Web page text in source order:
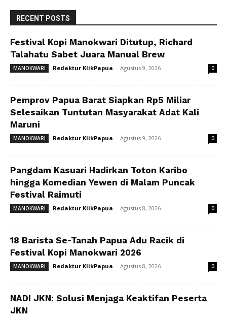
RECENT POSTS
Festival Kopi Manokwari Ditutup, Richard
Talahatu Sabet Juara Manual Brew
MANOKWARI Redaktur KlikPapua - Agustus 9, 2026 0
Pemprov Papua Barat Siapkan Rp5 Miliar
Selesaikan Tuntutan Masyarakat Adat Kali
Maruni
MANOKWARI Redaktur KlikPapua - Agustus 9, 2026 0
Pangdam Kasuari Hadirkan Toton Karibo
hingga Komedian Yewen di Malam Puncak
Festival Raimuti
MANOKWARI Redaktur KlikPapua - Agustus 8, 2026 0
18 Barista Se-Tanah Papua Adu Racik di
Festival Kopi Manokwari 2026
MANOKWARI Redaktur KlikPapua - Agustus 8, 2026 0
NADI JKN: Solusi Menjaga Keaktifan Peserta
JKN